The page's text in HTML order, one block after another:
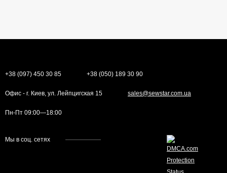
+38 (097) 450 30 85 +38 (050) 189 30 90
Офис - г. Киев, ул. Лейпцигская 15 sales@sewstar.com.ua
Пн-Пт 09:00—18:00
Мы в соц. сетях